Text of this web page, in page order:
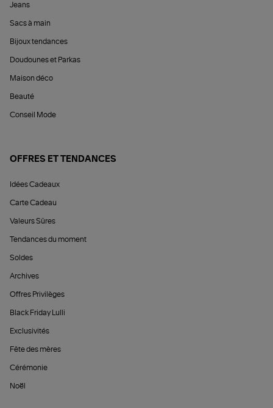
Jeans
Sacs à main
Bijoux tendances
Doudounes et Parkas
Maison déco
Beauté
Conseil Mode
OFFRES ET TENDANCES
Idées Cadeaux
Carte Cadeau
Valeurs Sûres
Tendances du moment
Soldes
Archives
Offres Privilèges
Black Friday Lulli
Exclusivités
Fête des mères
Cérémonie
Noël